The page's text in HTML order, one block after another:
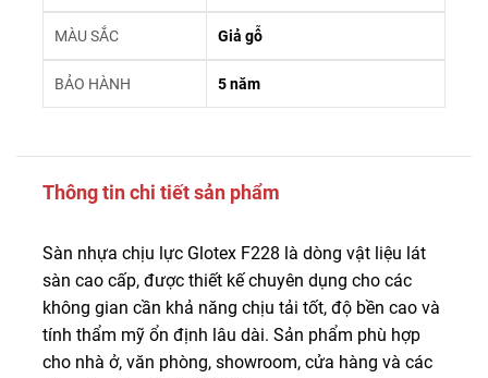
MÀU SẮC Giả gỗ
BẢO HÀNH 5 năm
Thông tin chi tiết sản phẩm
Sàn nhựa chịu lực Glotex F228 là dòng vật liệu lát
sàn cao cấp, được thiết kế chuyên dụng cho các
không gian cần khả năng chịu tải tốt, độ bền cao và
tính thẩm mỹ ổn định lâu dài. Sản phẩm phù hợp
cho nhà ở, văn phòng, showroom, cửa hàng và các